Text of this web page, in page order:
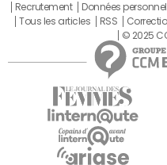
Recrutement
Données
Tous les articles
RSS
© 2025